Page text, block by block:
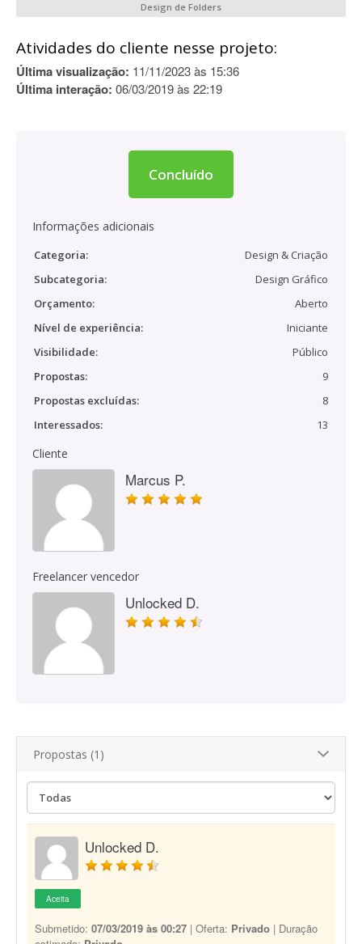
Design de Folders
Atividades do cliente nesse projeto:
Última visualização: 11/11/2023 às 15:36
Última interação: 06/03/2019 às 22:19
Concluído
Informações adicionais
Categoria:
Design & Criação
Subcategoria:
Design Gráfico
Orçamento:
Aberto
Nível de experiência:
Iniciante
Visibilidade:
Público
Propostas:
9
Propostas excluídas:
8
Interessados:
13
Cliente
Marcus P.
Freelancer vencedor
Unlocked D.
Propostas (1)
Unlocked D.
Aceita
Submetido: 07/03/2019 às 00:27 | Oferta: Privado | Duração